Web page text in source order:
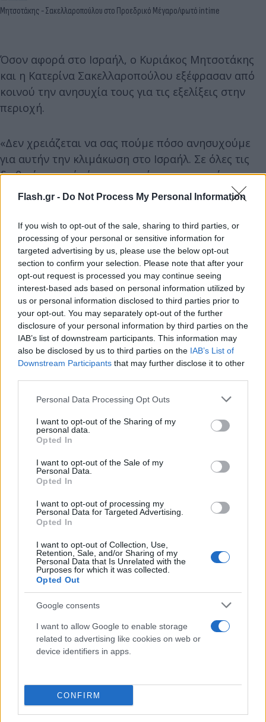
Flash.gr - Do Not Process My Personal Information
If you wish to opt-out of the sale, sharing to third parties, or
processing of your personal or sensitive information for
targeted advertising by us, please use the below opt-out
section to confirm your selection. Please note that after your
opt-out request is processed you may continue seeing
interest-based ads based on personal information utilized by
us or personal information disclosed to third parties prior to
your opt-out. You may separately opt-out of the further
disclosure of your personal information by third parties on the
IAB’s list of downstream participants. This information may
also be disclosed by us to third parties on the IAB’s List of
Downstream Participants that may further disclose it to other
Please note that this website/app uses one or more Google
not limited to your visit or usage behaviour. You may click to
grant or deny consent to Google and its third-party tags to
use your data for below specified purposes in below Google
consent section.
Personal Data Processing Opt Outs
I want to opt-out of the Sharing of my
personal data.
Opted In
I want to opt-out of the Sale of my
Personal Data.
Opted In
I want to opt-out of processing my
Personal Data for Targeted Advertising.
Opted In
I want to opt-out of Collection, Use,
Retention, Sale, and/or Sharing of my
Personal Data that Is Unrelated with the
Purposes for which it was collected.
Opted Out
Google consents
I want to allow Google to enable storage
related to advertising like cookies on web or
device identifiers in apps.
CONFIRM
Μητσοτάκης - Σακελλαροπούλου στο Προεδρικό Μέγαρο/φωτό intime
Όσον αφορά στο Ισραήλ, ο Κυριάκος Μητσοτάκης
και η Κατερίνα Σακελλαροπούλου εξέφρασαν από
κοινού την ανησυχία τους για τις εξελίξεις στην
περιοχή.
«Δεν χρειάζεται να σας πούμε πόσο ανησυχούμε
για αυτήν την κλιμάκωση στο Ισραήλ. Σε όλες τις
διεθνείς επαφές έχω επισημάνει το αναφαίρετο
δικαίωμα του Ισραήλ στην αυτοάμυνα αλλά με
απόλυτη προστασία της ανθρώπινης ζωής. Θα έχω
την ευκαιρία να βρεθώ σε 48 ώρες στο Κάιρο και να
επαναλάβω τις θέσεις μας. Η Ελλάδα είναι μια
χώρα που έχει κερδίσει το ρόλο της ως πυλώνας
σταθερότητας. Τιμούμε τις στρατηγικές μας
συμμαχίες αλλά από την άλλη είμαστε αξιόπιστοι
συνομιλητές», σημείωσε ο πρωθυπουργός.